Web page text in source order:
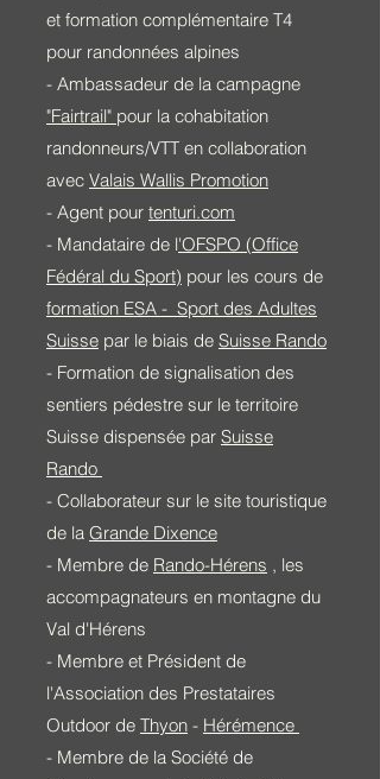
et formation complémentaire T4
pour randonnées alpines
- Ambassadeur de la campagne
"Fairtrail" pour la cohabitation
randonneurs/VTT en collaboration
avec Valais Wallis Promotion
- Agent pour tenturi.com
- Mandataire de l'OFSPO (Office
Fédéral du Sport) pour les cours de
formation ESA - Sport des Adultes
Suisse par le biais de Suisse Rando
- Formation de signalisation des
sentiers pédestre sur le territoire
Suisse dispensée par Suisse
Rando
- Collaborateur sur le site touristique
de la Grande Dixence
- Membre de Rando-Hérens , les
accompagnateurs en montagne du
Val d'Hérens
- Membre et Président de
l'Association des Prestataires
Outdoor de Thyon - Hérémence
- Membre de la Société de